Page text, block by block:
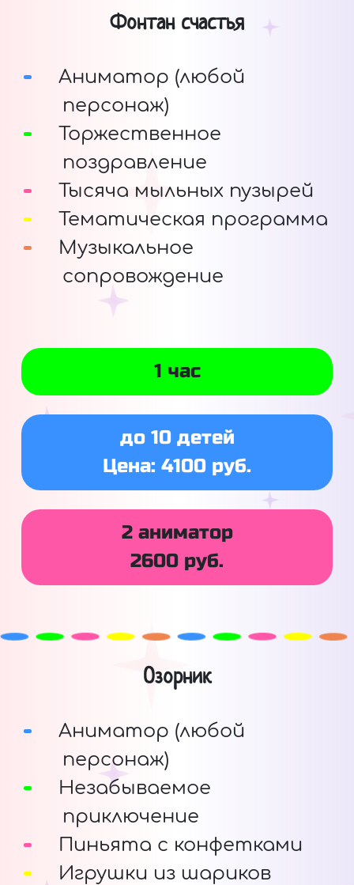
Фонтан счастья
Аниматор (любой
персонаж)
Торжественное
поздравление
Тысяча мыльных пузырей
Тематическая программа
Музыкальное
сопровождение
1 час
до 10 детей
Цена: 4100 руб.
2 аниматор
2600 руб.
Озорник
Аниматор (любой
персонаж)
Незабываемое
приключение
Пиньята с конфетками
Игрушки из шариков